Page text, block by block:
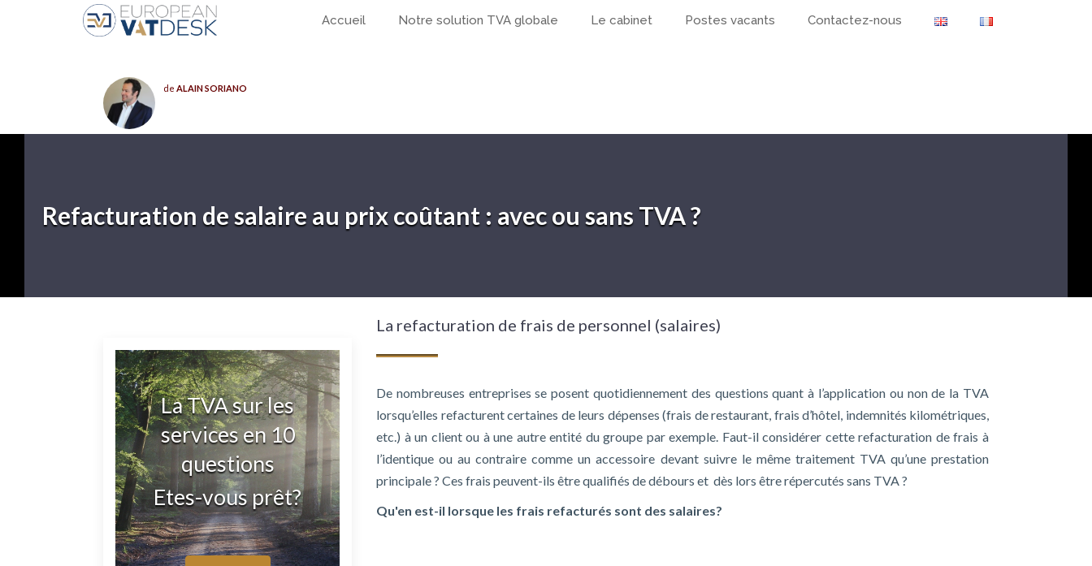
Accueil Notre solution TVA globale Le cabinet Postes vacants Contactez-nous
de ALAIN SORIANO
Refacturation de salaire au prix coûtant : avec ou sans TVA ?
La TVA sur les
services en 10
questions
Etes-vous prêt?
La refacturation de frais de personnel (salaires)
De nombreuses entreprises se posent quotidiennement des questions quant à l’application ou non de la TVA
lorsqu’elles refacturent certaines de leurs dépenses (frais de restaurant, frais d’hôtel, indemnités kilométriques,
etc.) à un client ou à une autre entité du groupe par exemple. Faut-il considérer cette refacturation de frais à
l’identique ou au contraire comme un accessoire devant suivre le même traitement TVA qu’une prestation
principale ? Ces frais peuvent-ils être qualifiés de débours et dès lors être répercutés sans TVA ?
Qu'en est-il lorsque les frais refacturés sont des salaires?